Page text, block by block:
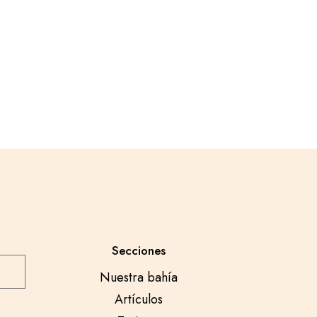
Secciones
Nuestra bahía
Artículos